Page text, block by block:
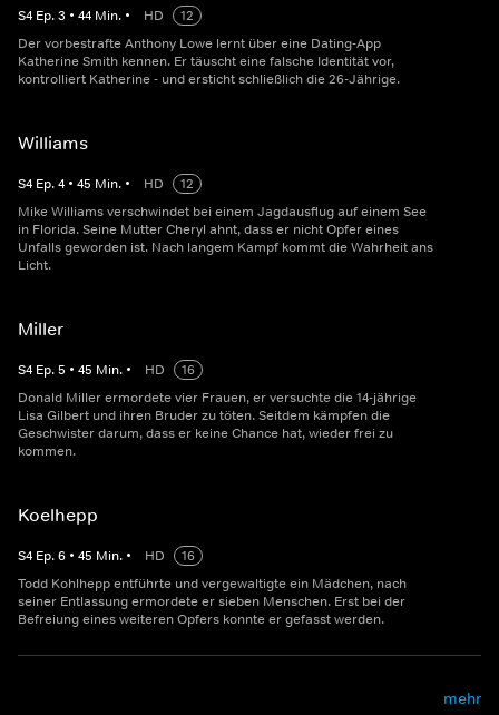
S4 Ep.3 • 44 Min. • HD
12
Der vorbestrafte Anthony Lowe lernt über eine Dating-App
Katherine Smith kennen. Er täuscht eine falsche Identität vor,
kontrolliert Katherine - und ersticht schließlich die 26-Jährige.
Williams
S4 Ep.4 • 45 Min. • HD
12
Mike Williams verschwindet bei einem Jagdausflug auf einem See
in Florida. Seine Mutter Cheryl ahnt, dass er nicht Opfer eines
Unfalls geworden ist. Nach langem Kampf kommt die Wahrheit ans
Licht.
Miller
S4 Ep.5 • 45 Min. • HD
16
Donald Miller ermordete vier Frauen, er versuchte die 14-jährige
Lisa Gilbert und ihren Bruder zu töten. Seitdem kämpfen die
Geschwister darum, dass er keine Chance hat, wieder frei zu
kommen.
Koelhepp
S4 Ep.6 • 45 Min. • HD
16
Todd Kohlhepp entführte und vergewaltigte ein Mädchen, nach
seiner Entlassung ermordete er sieben Menschen. Erst bei der
Befreiung eines weiteren Opfers konnte er gefasst werden.
mehr